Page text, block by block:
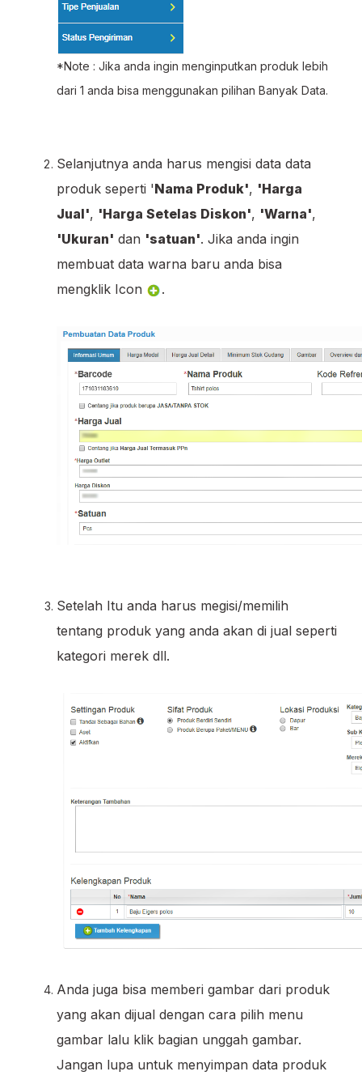
*Note : Jika anda ingin menginputkan produk lebih
dari 1 anda bisa menggunakan pilihan Banyak Data.
Selanjutnya anda harus mengisi data data
produk seperti 'Nama Produk', 'Harga
Jual', 'Harga Setelas Diskon', 'Warna',
'Ukuran' dan 'satuan'. Jika anda ingin
membuat data warna baru anda bisa
mengklik Icon
.
Setelah Itu anda harus megisi/memilih
tentang produk yang anda akan di jual seperti
kategori merek dll.
Anda juga bisa memberi gambar dari produk
yang akan dijual dengan cara pilih menu
gambar lalu klik bagian unggah gambar.
Jangan lupa untuk menyimpan data produk